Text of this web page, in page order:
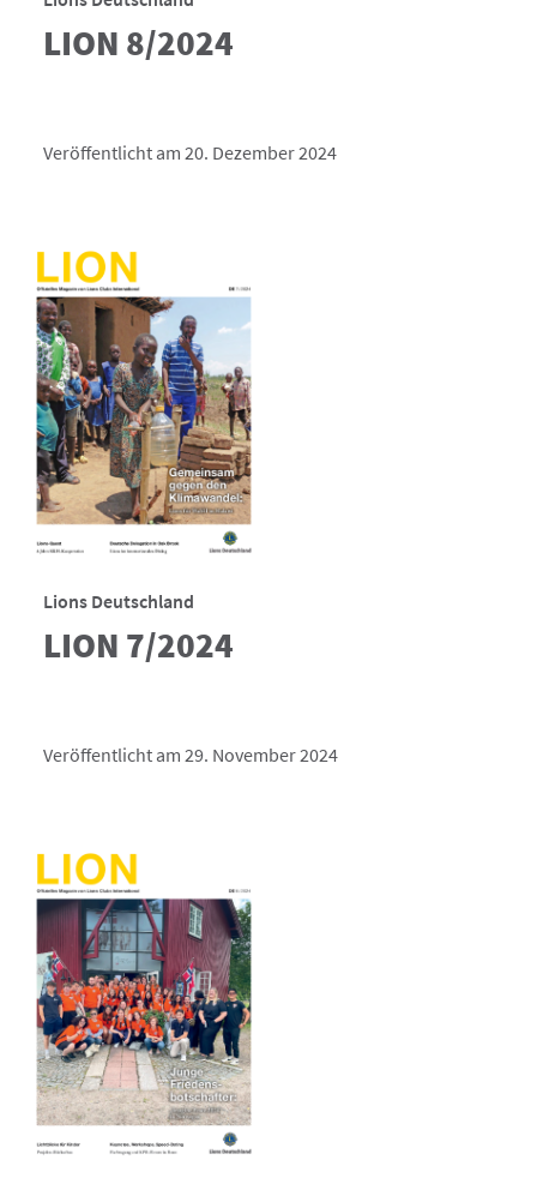
LION 8/2024
Veröffentlicht am 20. Dezember 2024
Lions Deutschland
LION 7/2024
Veröffentlicht am 29. November 2024